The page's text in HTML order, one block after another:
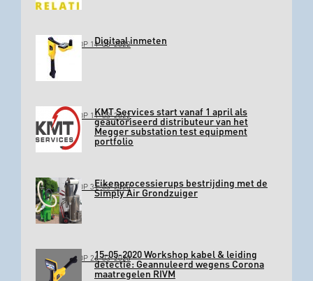
GEPLAATST OP 11-03-2022Digitaal inmeten
GEPLAATST OP 11-03-2022KMT Services start vanaf 1 april als
geautoriseerd distributeur van het
Megger substation test equipment
portfolio
GEPLAATST OP 31-03-2020Eikenprocessierups bestrijding met de
Simply Air Grondzuiger
GEPLAATST OP 26-03-202015-05-2020 Workshop kabel & leiding
detectie: Geannuleerd wegens Corona
maatregelen RIVM